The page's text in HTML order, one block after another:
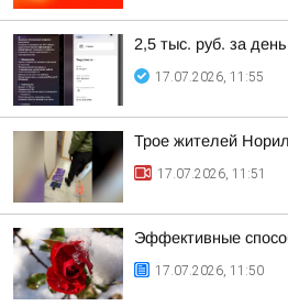
2,5 тыс. руб. за
17.07.2026, 11:55
Трое жителей
17.07.2026, 11:51
Эффективные
17.07.2026, 11:50